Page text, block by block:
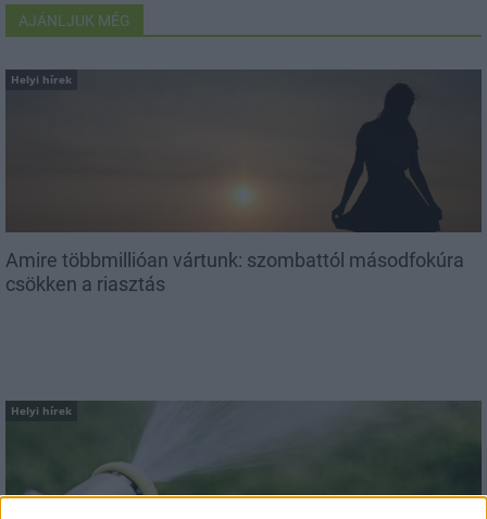
AJÁNLJUK MÉG
Helyi hírek
Amire többmillióan vártunk: szombattól másodfokúra
csökken a riasztás
Helyi hírek